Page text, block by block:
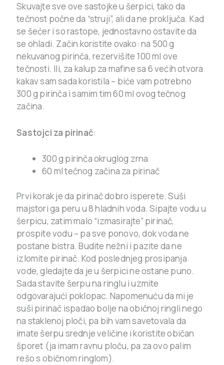
Skuvajte sve ove sastojke u šerpici, tako da
tečnost počne da “struji”, ali da ne proključa. Kad
se šećer i so rastope, jednostavno ostavite da
se ohladi. Začin koristite ovako: na 500 g
nekuvanog pirinča, rezervišite 100 ml ove
tečnosti. Ili, za kalup za mafine sa 6 većih otvora
kakav sam sada koristila – biće vam potrebno
300 g pirinča i samim tim 60 ml ovog tečnog
začina.
Sastojci za pirinač:
300 g pirinča okruglog zrna
60 ml tečnog začina za pirinač
Prvi korak je da pirinač dobro isperete. Suši
majstori ga peru u 8 hladnih voda. Sipajte vodu u
šerpicu, zatim malo “izmasirajte” pirinač,
prospite vodu – pa sve ponovo, dok voda ne
postane bistra. Budite nežni i pazite da ne
izlomite pirinač. Kod poslednjeg prosipanja
vode, gledajte da je u šerpici ne ostane puno.
Sada stavite šerpu na ringlu i uzmite
odgovarajući poklopac. Napomenuću da mi je
suši pirinač ispadao bolje na običnoj ringli nego
na staklenoj ploči, pa bih vam savetovala da
imate šerpu srednje veličine i koristite običan
šporet (ja imam ravnu ploču, pa za ovo palim
rešo s običnom ringlom).